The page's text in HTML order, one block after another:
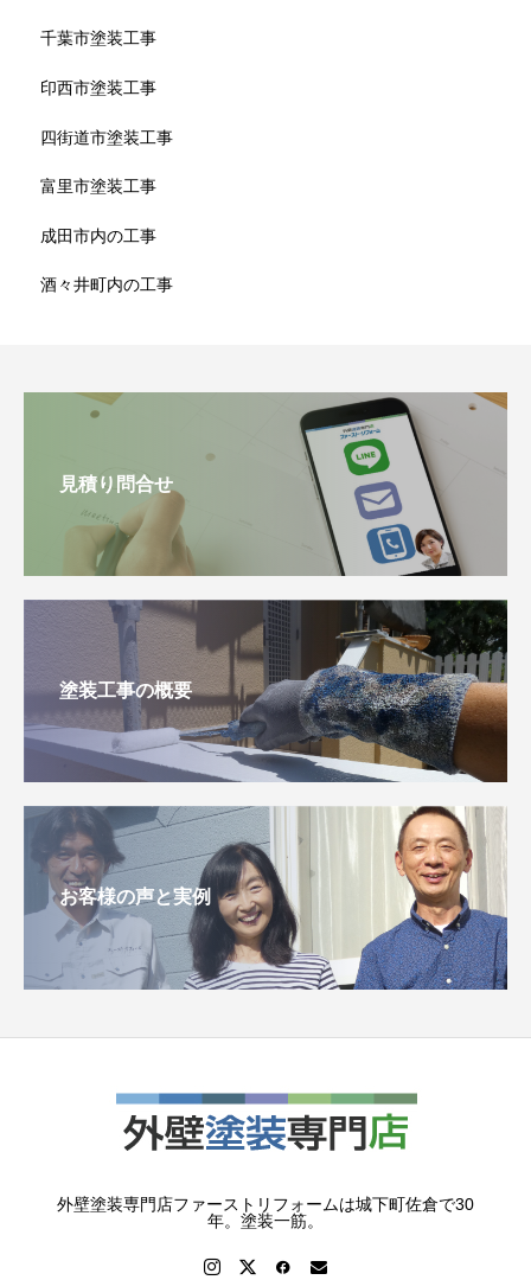
千葉市塗装工事
印西市塗装工事
四街道市塗装工事
富里市塗装工事
成田市内の工事
酒々井町内の工事
見積り問合せ
塗装工事の概要
お客様の声と実例
外壁塗装専門店ファーストリフォームは城下町佐倉で30
年。塗装一筋。